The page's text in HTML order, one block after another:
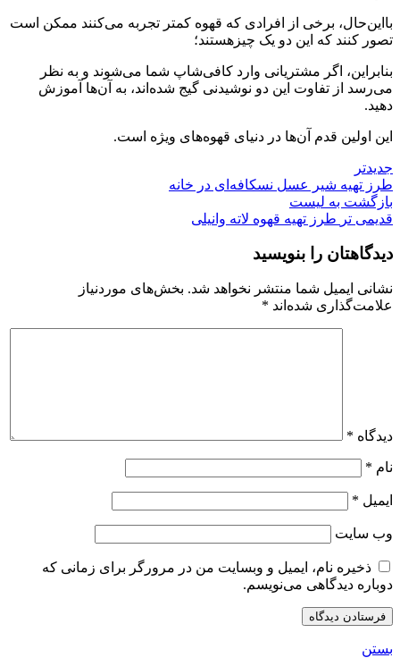
بااین‌حال، برخی از افرادی که قهوه کمتر تجربه می‌کنند ممکن است
تصور کنند که این دو یک چیزهستند؛
بنابراین، اگر مشتریانی وارد کافی‌شاپ شما می‌شوند و به نظر
می‌رسد از تفاوت این دو نوشیدنی گیج شده‌اند، به آن‌ها آموزش
دهید.
این اولین قدم آن‌ها در دنیای قهوه‌های ویژه است.
جدیدتر
طرز تهیه شیر عسل نسکافه‌ای در خانه
بازگشت به لیست
قدیمی تر طرز تهیه قهوه لاته وانیلی
دیدگاهتان را بنویسید
نشانی ایمیل شما منتشر نخواهد شد. بخش‌های موردنیاز
علامت‌گذاری شده‌اند *
دیدگاه *
نام *
ایمیل *
وب‌ سایت
ذخیره نام، ایمیل و وبسایت من در مرورگر برای زمانی که
دوباره دیدگاهی می‌نویسم.
بستن